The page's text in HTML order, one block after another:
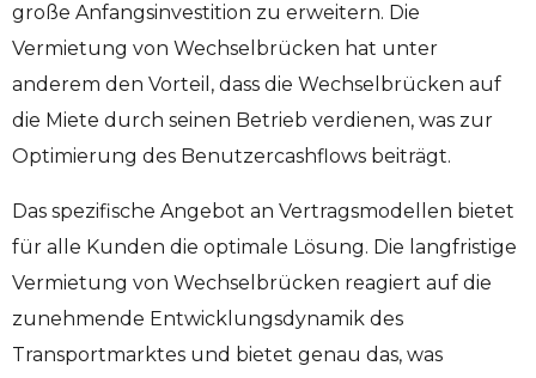
große Anfangsinvestition zu erweitern. Die
Vermietung von Wechselbrücken hat unter
anderem den Vorteil, dass die Wechselbrücken auf
die Miete durch seinen Betrieb verdienen, was zur
Optimierung des Benutzercashflows beiträgt.
Das spezifische Angebot an Vertragsmodellen bietet
für alle Kunden die optimale Lösung. Die langfristige
Vermietung von Wechselbrücken reagiert auf die
zunehmende Entwicklungsdynamik des
Transportmarktes und bietet genau das, was